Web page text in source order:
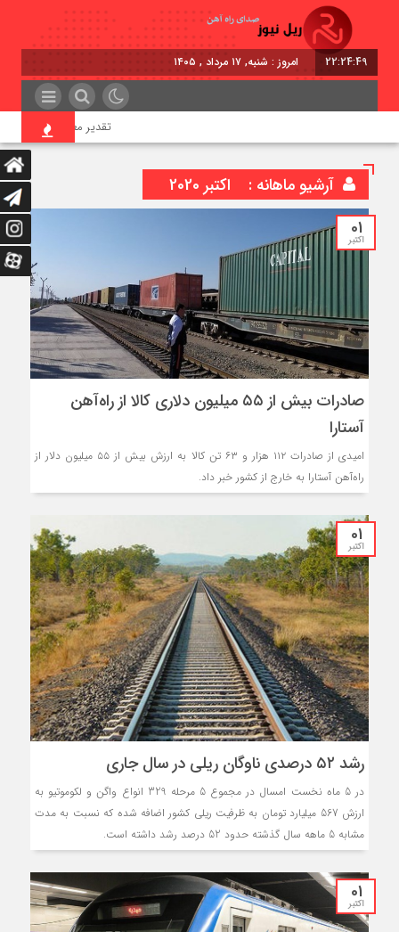
22:24:50 امروز : شنبه, ۱۷ مرداد , ۱۴۰۵
تقدیر معاون اول
آرشیو ماهانه :
اکتبر 2020
01
اکتبر
صادرات بیش از ۵۵ میلیون دلاری کالا از راه‌آهن
آستارا
امیدی از صادرات ۱۱۲ هزار و ۶۳ تن کالا به ارزش بیش از ۵۵ میلیون دلار از
راه‌آهن آستارا به خارج از کشور خبر داد.
01
اکتبر
رشد ۵۲ درصدی ناوگان ریلی در سال جاری
در 5 ماه نخست امسال در مجموع 5 مرحله 329 انواع واگن و لکوموتیو به
ارزش 567 میلیارد تومان به ظرفیت ریلی کشور اضافه شده که نسبت به مدت
مشابه 5 ماهه سال گذشته حدود 52 درصد رشد داشته است.
01
اکتبر